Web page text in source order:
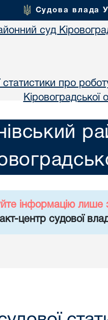
Судова влада
суд
про
Кіровоградської
інформацію лише
центр судової